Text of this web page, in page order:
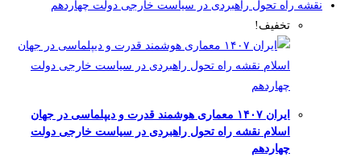
تخفیف!
ایران ۱۴۰۷ معماری هوشمند قدرت و دیپلماسی در جهان
اسلام نقشه راه تحول راهبردی در سیاست خارجی دولت
چهاردهم